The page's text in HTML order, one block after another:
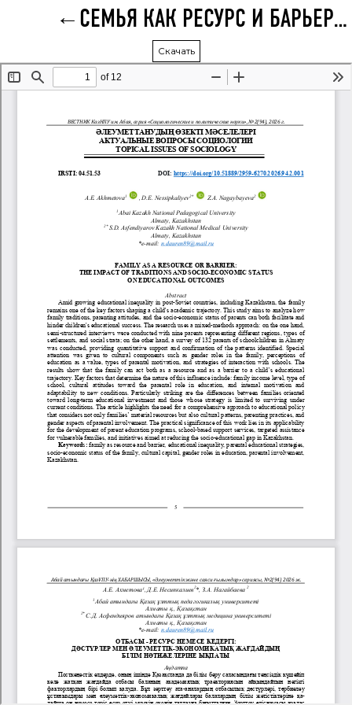
СЕМЬЯ КАК РЕСУРС И БАРЬЕР: ВЛИЯНИЕ ТРАДИЦИЙ И СОЦИАЛЬНО-ЭКОНОМИЧЕСКОГО СТАТУСА НА ОБРАЗОВАТЕЛЬНЫЕ РЕЗУЛЬТАТЫ
Скачать